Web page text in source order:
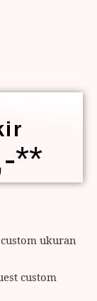
**
ukuran
custom